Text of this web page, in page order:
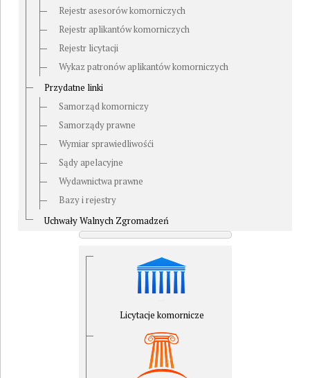
Rejestr asesorów komorniczych
Rejestr aplikantów komorniczych
Rejestr licytacji
Wykaz patronów aplikantów komorniczych
Przydatne linki
Samorząd komorniczy
Samorządy prawne
Wymiar sprawiedliwośći
Sądy apelacyjne
Wydawnictwa prawne
Bazy i rejestry
Uchwały Walnych Zgromadzeń
Licytacje komornicze